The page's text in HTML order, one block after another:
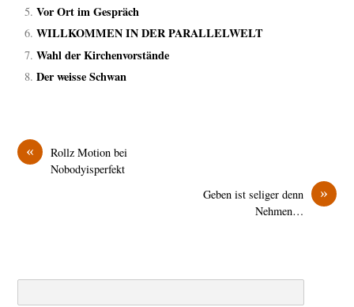
Vor Ort im Gespräch
WILLKOMMEN IN DER PARALLELWELT
Wahl der Kirchenvorstände
Der weisse Schwan
«
Rollz Motion bei
Nobodyisperfekt
»
Geben ist seliger denn
Nehmen…